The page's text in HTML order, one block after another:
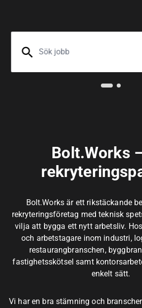
Bolt.Works
Bolt.Works är ett rikstäckande
rekryteringsföretag med teknisk
vilja att bygga ett nytt arbetsliv.
och arbetstagare inom industri,
restaurangbranschen,
fastighetsskötsel samt
enkelt sätt.
Vi har en bra stämning och